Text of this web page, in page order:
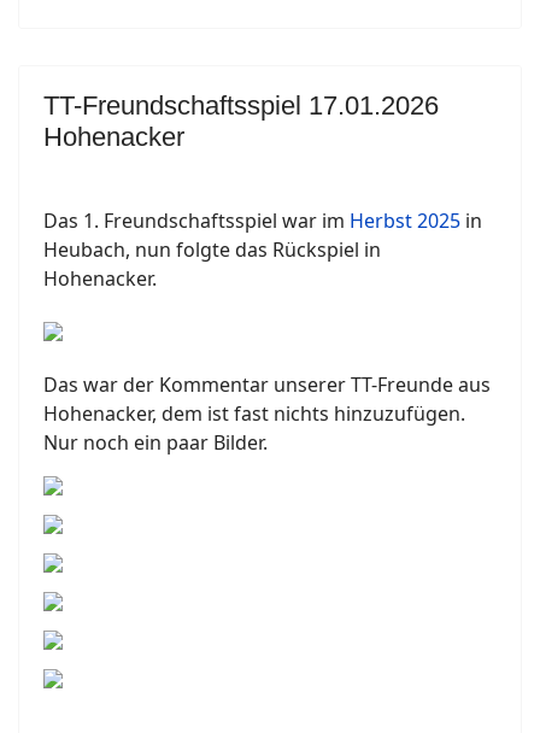
TT-Freundschaftsspiel 17.01.2026
Hohenacker
Das 1. Freundschaftsspiel war im Herbst 2025 in
Heubach, nun folgte das Rückspiel in
Hohenacker.
Das war der Kommentar unserer TT-Freunde aus
Hohenacker, dem ist fast nichts hinzuzufügen.
Nur noch ein paar Bilder.